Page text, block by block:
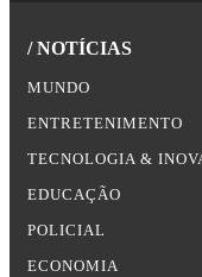
/ NOTÍCIAS
MUNDO
ENTRETENIMENTO
TECNOLOGIA &
EDUCAÇÃO
POLICIAL
ECONOMIA